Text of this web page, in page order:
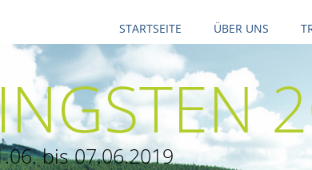
STARTSEITE ÜBER UNS
bis 07.06.2019